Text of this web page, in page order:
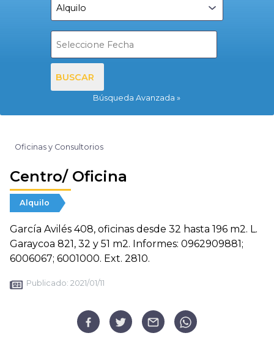
BUSCAR
Búsqueda Avanzada
Oficinas y Consultorios
Centro/ Oficina
Alquilo
García Avilés 408, oficinas desde 32 hasta 196 m2. L.
Garaycoa 821, 32 y 51 m2. Informes: 0962909881;
6006067; 6001000. Ext. 2810.
Publicado: 2021/01/11